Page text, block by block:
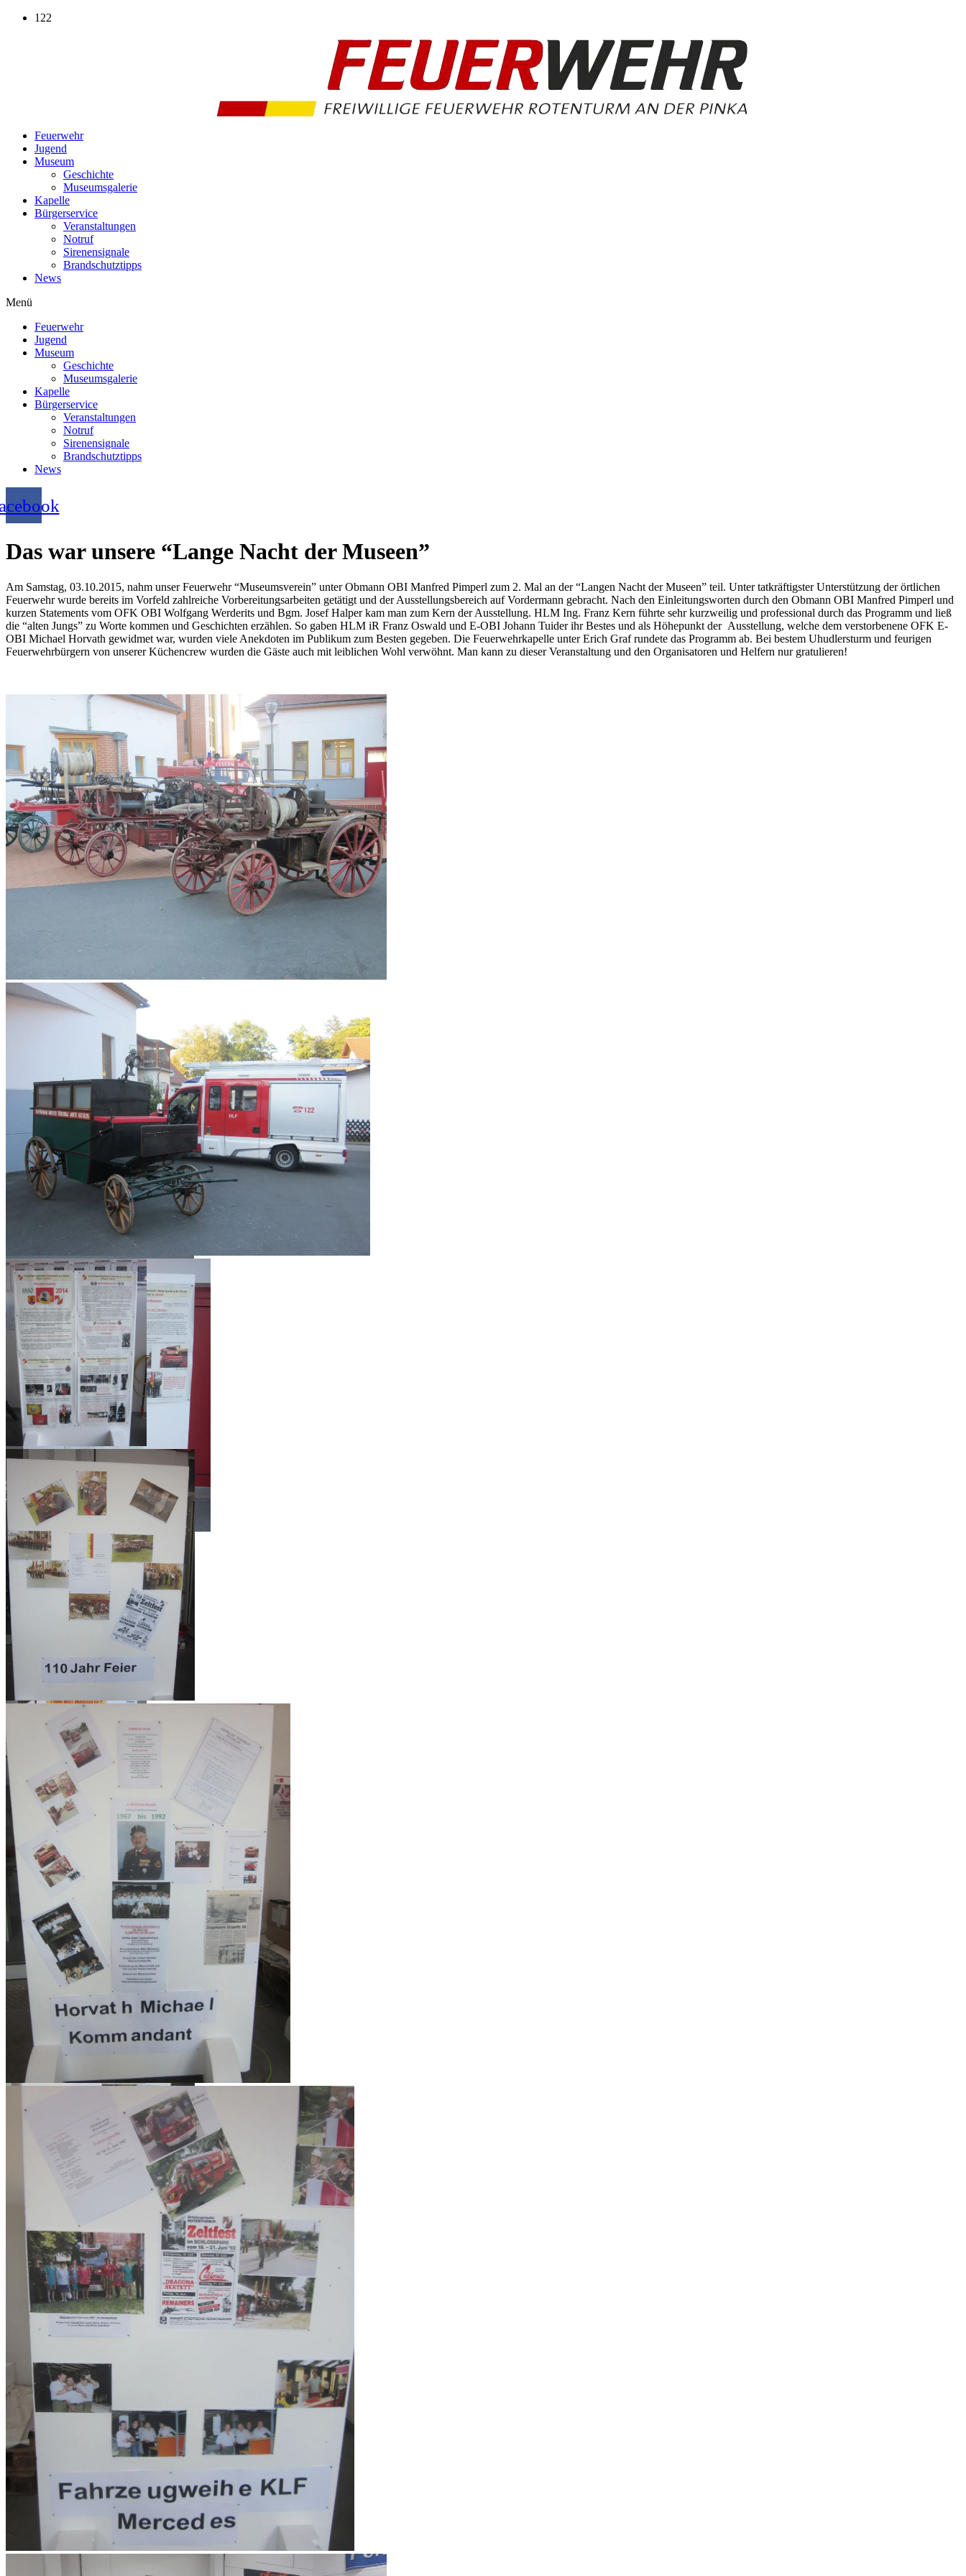
Zum
122
Feuerwehr
Jugend
Museum
Geschichte
Museumsgalerie
Kapelle
Bürgerservice
Veranstaltungen
Notruf
Sirenensignale
Brandschutztipps
News
Menü
Feuerwehr
Jugend
Museum
Geschichte
Museumsgalerie
Kapelle
Bürgerservice
Veranstaltungen
Notruf
Sirenensignale
Brandschutztipps
News
Das war unsere “Lange Nacht der Museen”
Am Samstag, 03.10.2015, nahm unser Feuerwehr “Museumsverein” unter Obmann OBI Manfred Pimperl zum 2. Mal an der “Langen Nacht der Museen” teil. Unter tatkräftigster Unterstützung der örtlichen
Feuerwehr wurde bereits im Vorfeld zahlreiche Vorbereitungsarbeiten getätigt und der Ausstellungsbereich auf Vordermann gebracht. Nach den Einleitungsworten durch den Obmann OBI Manfred Pimperl und
kurzen Statements vom OFK OBI Wolfgang Werderits und Bgm. Josef Halper kam man zum Kern der Ausstellung. HLM Ing. Franz Kern führte sehr kurzweilig und professional durch das Programm und ließ
die “alten Jungs” zu Worte kommen und Geschichten erzählen. So gaben HLM iR Franz Oswald und E-OBI Johann Tuider ihr Bestes und als Höhepunkt der Ausstellung, welche dem verstorbenene OFK E-
OBI Michael Horvath gewidmet war, wurden viele Anekdoten im Publikum zum Besten gegeben. Die Feuerwehrkapelle unter Erich Graf rundete das Programm ab. Bei bestem Uhudlersturm und feurigen
Feuerwehrbürgern von unserer Küchencrew wurden die Gäste auch mit leiblichen Wohl verwöhnt. Man kann zu dieser Veranstaltung und den Organisatoren und Helfern nur gratulieren!